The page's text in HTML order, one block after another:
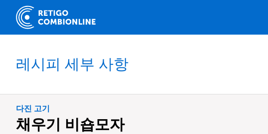
레시피 세부 사항
다진 고기
채우기 비숍모자